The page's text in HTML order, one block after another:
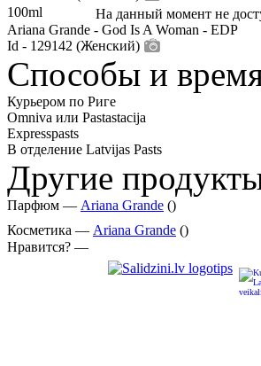
100ml
На данный момент не
Ariana Grande - God Is A Woman - EDP
Id - 129142 (Женский)
Способы и
Курьером по Риге
Omniva или Pastastacija
Expresspasts
В отделение Latvijas Pasts
Другие
Парфюм — Ariana Grande ()
Косметика — Ariana Grande ()
Нравится? —